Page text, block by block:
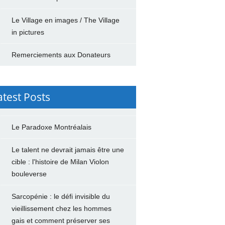
Le Village en images / The Village
in pictures
Remerciements aux Donateurs
Posts
Le Paradoxe Montréalais
Le talent ne devrait jamais être une
cible : l'histoire de Milan Violon
bouleverse
Sarcopénie : le défi invisible du
vieillissement chez les hommes
gais et comment préserver ses